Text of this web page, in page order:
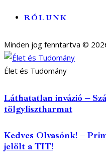
RÓLUNK
Minden jog fenntartva ©
Élet és Tudomány
Láthatatlan invázió –
tölgylisztharmat
Kedves Olvasónk! –
jelölt a TIT!